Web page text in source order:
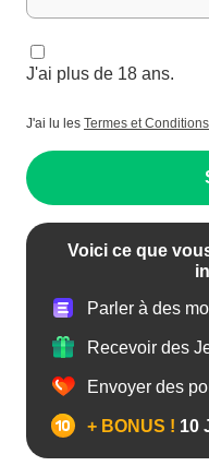
J'ai plus de 18 ans.
J'ai lu les Termes et Conditions
Voici ce que
Parler à des
Recevoir des
Envoyer des
+ BONUS ! 10